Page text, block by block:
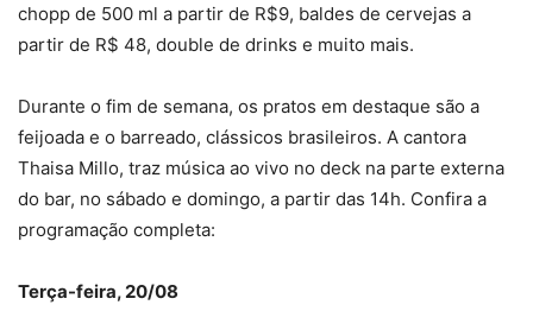
chopp de 500 ml a partir de R$9, baldes de cervejas a
partir de R$ 48, double de drinks e muito mais.
Durante o fim de semana, os pratos em destaque são a
feijoada e o barreado, clássicos brasileiros. A cantora
Thaisa Millo, traz música ao vivo no deck na parte externa
do bar, no sábado e domingo, a partir das 14h. Confira a
programação completa:
Terça-feira, 20/08